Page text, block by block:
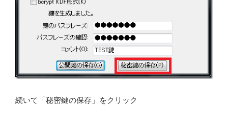
続いて「秘密鍵の保存」をクリック